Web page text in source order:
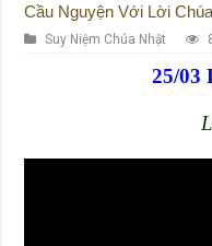
Cầu Nguyện Với Lời
Suy Niệm Chúa Nhật
25/03